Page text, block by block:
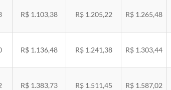
R$ 1.103,38 R$ 1.205,22 R$ 1.265,48
R$ 1.136,48 R$ 1.241,38 R$ 1.303,44
R$ 1.383,73 R$ 1.511,45 R$ 1.587,02